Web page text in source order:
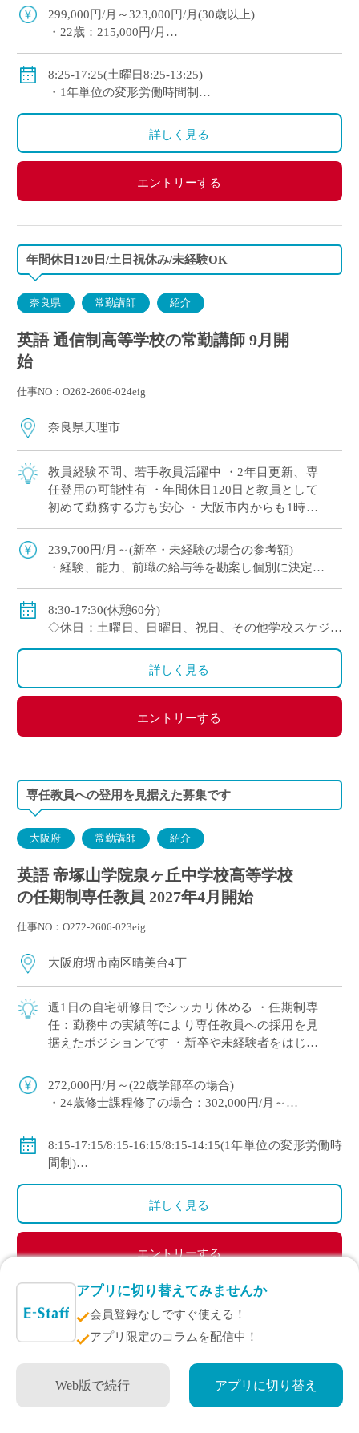
アプリに切り替えてみませんか
会員登録なしですぐ使える！
アプリ限定のコラムを配信中！
Web版で続行 アプリに切り替え
校です
299,000円/月～323,000円/月(30歳以上)
・22歳：215,000円/月
◇手当：各種有
(手当例)
・住宅手当：世帯主18,000円/月、非世帯主9,000円/
・扶養手当：配偶者20,000円/月、その他14,500円/月
◇賞与：有(5.9ヶ月分)
◇保険：私学共済、雇用保険、労災保険
8:25-17:25(土曜日8:25-13:25)
・1年単位の変形労働時間制
◇休日：日曜日、祝日、その他学校スケジュールによ
詳しく見る
エントリーする
年間休日120日/土日祝休み/未経験OK
奈良県 常勤講師 紹介
英語 通信制高等学校の常勤講師 9月開
始
仕事NO：O262-2606-024eig
奈良県天理市
教員経験不問、若手教員活躍中 ・2年目更新、専
任登用の可能性有 ・年間休日120日と教員として
初めて勤務する方も安心 ・大阪市内からも1時間
程度で通勤可（最寄駅から徒歩すぐ） 通信制高校
では、一人ひとりの個性や目標に合わ […]
239,700円/月～(新卒・未経験の場合の参考額)
・経験、能⼒、前職の給与等を勘案し個別に決定
＜年収モデル例＞
・450万円／経験3年：30歳（⽉給24万1300円＋賞与＋
他⼿当）
・500万円／経験6年：33歳（⽉給24万7900円＋賞与＋
◇賞与：有
◇保険：私学共済、雇用保険、労災保険
8:30-17:30(休憩60分)
◇休日：土曜日、日曜日、祝日、その他学校スケジュ
ールによる
・年間休日120日のシフト制
詳しく見る
エントリーする
専任教員への登用を見据えた募集です
大阪府 常勤講師 紹介
英語 帝塚山学院泉ヶ丘中学校高等学校
の任期制専任教員 2027年4月開始
仕事NO：O272-2606-023eig
大阪府堺市南区晴美台4丁
週1日の自宅研修日でシッカリ休める ・任期制専
任：勤務中の実績等により専任教員への採用を見
据えたポジションです ・新卒や未経験者をはじめ
他校からの転職希望者まで幅広く採用実績あり ・
教科指導に注力できる共学の進学校です
272,000円/月～(22歳学部卒の場合)
・24歳修士課程修了の場合：302,000円/月～
・理論年収：4,802,400円～
◇手当：各種有
◇賞与：有(過去実績：年間4.7ヶ月＋260,000円)
◇保険：私学共済、雇用保険、労災保険
8:15-17:15/8:15-16:15/8:15-14:15(1年単位の変形労働時
間制)
※週1日の自宅研修日あり
◇休日：日曜日、祝日、その他学校スケジュールによ
詳しく見る
エントリーする
定年退職後のベテラン教員も活躍中/キャリア後半の転職
先としても注目
奈良県 常勤講師